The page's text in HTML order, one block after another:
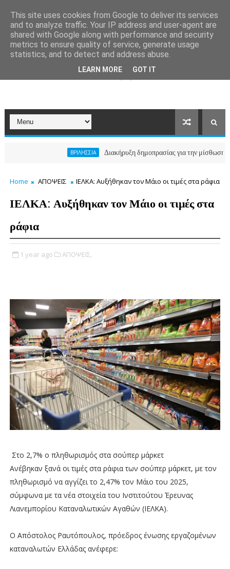
ΒΡΙΛΗΣΣΙΑ Διακήρυξη δημοπρασίας για την μίσθωση
Home ΑΠΟΨΕΙΣ ΙΕΛΚΑ: Αυξήθηκαν τον Μάιο οι τιμές στα ράφια
ΙΕΛΚΑ: Αυξήθηκαν τον Μάιο οι τιμές στα
ράφια
1 year ago ΑΠΟΨΕΙΣ,
Στο 2,7% ο πληθωρισμός στα σούπερ μάρκετ
Ανέβηκαν ξανά οι τιμές στα ράφια των σούπερ μάρκετ, με τον
πληθωρισμό να αγγίζει το 2,47% τον Μάιο του 2025,
σύμφωνα με τα νέα στοιχεία του Ινστιτούτου Έρευνας
Λιανεμπορίου Καταναλωτικών Αγαθών (ΙΕΛΚΑ).
Ο Απόστολος Ραυτόπουλος, πρόεδρος ένωσης εργαζομένων
καταναλωτών Ελλάδας ανέφερε:
This site uses cookies from Google to deliver its services
and to analyze traffic. Your IP address and user-agent are
shared with Google along with performance and security
metrics to ensure quality of service, generate usage
statistics, and to detect and address abuse.
LEARN MORE GOT IT